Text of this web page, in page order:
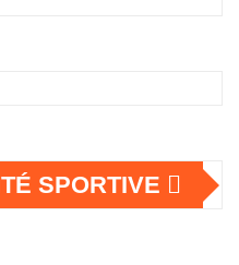
SPORTIVE